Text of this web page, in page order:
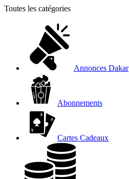
Toutes les catégories
Annonces Dakar
Abonnements
Cartes Cadeaux